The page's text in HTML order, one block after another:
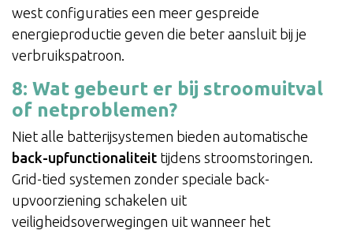
west configuraties een meer gespreide
energieproductie geven die beter aansluit bij je
verbruikspatroon.
8: Wat gebeurt er bij stroomuitval
of netproblemen?
Niet alle batterijsystemen bieden automatische
back-upfunctionaliteit tijdens stroomstoringen.
Grid-tied systemen zonder speciale back-
upvoorziening schakelen uit
veiligheidsoverwegingen uit wanneer het